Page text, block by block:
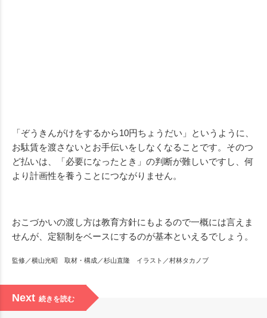
「ぞうきんがけをするから10円ちょうだい」というように、
お駄賃を渡さないとお手伝いをしなくなることです。そのつ
ど払いは、「必要になったとき」の判断が難しいですし、何
より計画性を養うことにつながりません。
おこづかいの渡し方は教育方針にもよるので一概には言えま
せんが、定額制をベースにするのが基本といえるでしょう。
監修／横山光昭 取材・構成／杉山直隆 イラスト／村林タカノブ
Next 続きを読む